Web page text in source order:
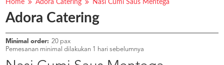
OUR
COMPANY
KATA
MEREKA
KATALOG
Home Adora Catering Nasi Cumi Saus Mentega
Adora Catering
Minimal order: 20 pax
Pemesanan minimal dilakukan 1 hari sebelumnya